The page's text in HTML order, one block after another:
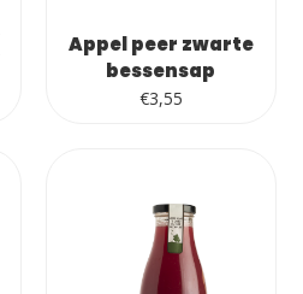
Appel peer zwarte
bessensap
€3,55